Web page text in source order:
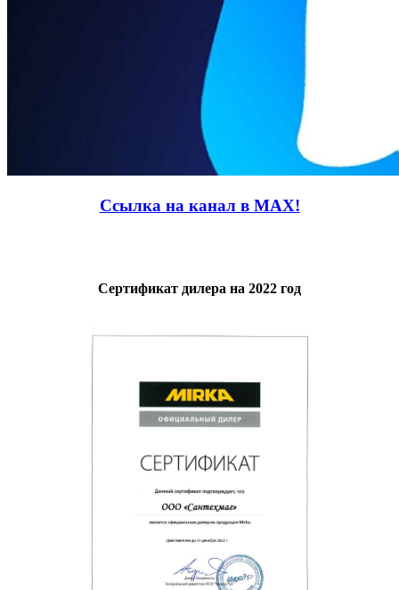
Ссылка на канал в MAX!
Сертификат дилера на 2022 год